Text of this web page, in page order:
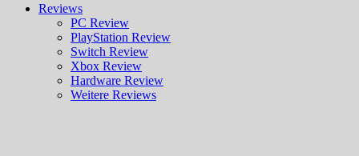
Reviews
PC Review
PlayStation Review
Switch Review
Xbox Review
Hardware Review
Weitere Reviews